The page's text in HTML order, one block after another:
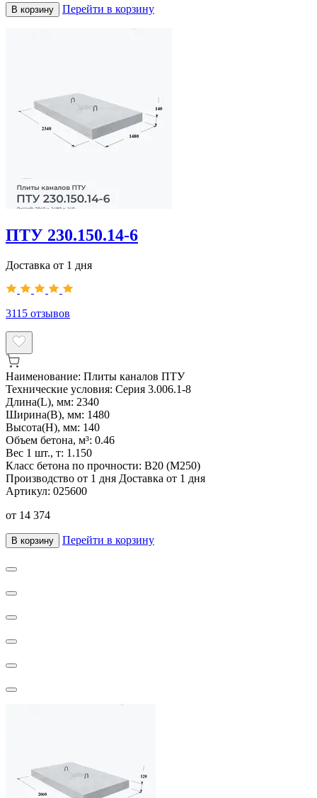
В корзину Перейти в корзину
ПТУ 230.150.14-6
Доставка от 1 дня
3115 отзывов
Наименование: Плиты каналов ПТУ
Технические условия: Серия 3.006.1-8
Длина(L), мм: 2340
Ширина(B), мм: 1480
Высота(H), мм: 140
Объем бетона, м³: 0.46
Вес 1 шт., т: 1.150
Класс бетона по прочности: B20 (M250)
Производство от 1 дня Доставка от 1 дня
Артикул: 025600
от 14 374
В корзину Перейти в корзину